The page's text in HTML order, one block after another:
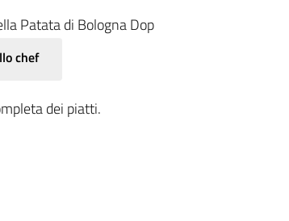
Patata di Bologna Dop
chef
dei piatti.